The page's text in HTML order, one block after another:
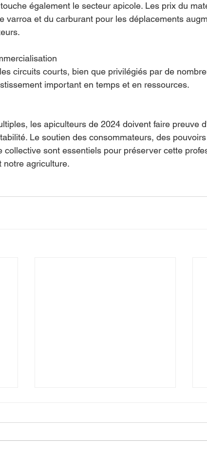
également le secteur apicole. Les prix du
varroa et du carburant pour les déplacements
circuits courts, bien que privilégiés par de
important en temps et en ressources.
les apiculteurs de 2024 doivent faire preuve
Le soutien des consommateurs, des
collective sont essentiels pour préserver cette
notre agriculture.